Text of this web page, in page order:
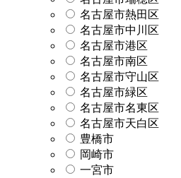
名古屋市熱田区
名古屋市中川区
名古屋市港区
名古屋市南区
名古屋市守山区
名古屋市緑区
名古屋市名東区
名古屋市天白区
豊橋市
岡崎市
一宮市